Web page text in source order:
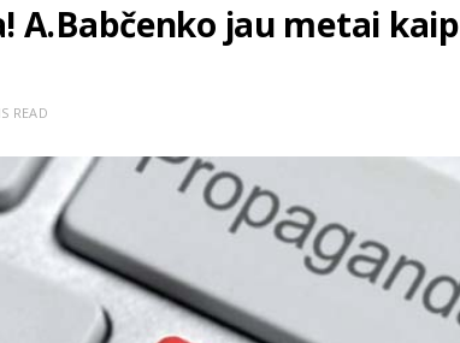
A.Babčenko jau metai kaip
READ